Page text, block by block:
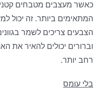
כאשר מעצבים מטבחים
המתאימים ביותר. זה יכול
הצבעים צריכים לשמר
וברורים יכולים להאיר את
רחב יותר.
בלי עומס